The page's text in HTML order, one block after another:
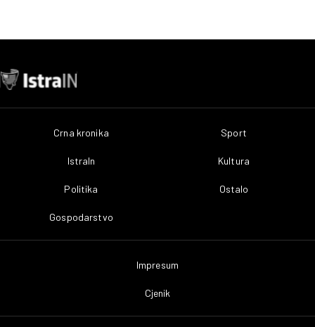
Crna kronika
IstraIn
Politika
Gospodarstvo
Sport
Kultura
Ostalo
Impresum
Cjenik